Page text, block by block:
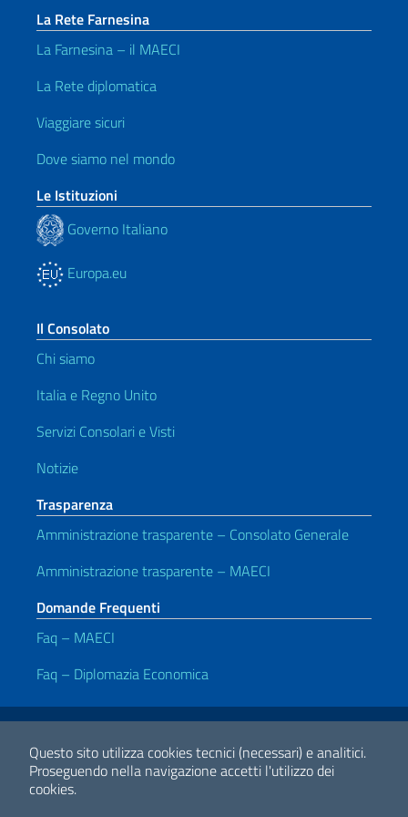
Questo sito utilizza cookies tecnici (necessari) e analitici.
Proseguendo nella navigazione accetti l'utilizzo dei
cookies.
La Rete Farnesina
La Farnesina – il MAECI
La Rete diplomatica
Viaggiare sicuri
Dove siamo nel mondo
Le Istituzioni
Governo Italiano
Europa.eu
Il Consolato
Chi siamo
Italia e Regno Unito
Servizi Consolari e Visti
Notizie
Trasparenza
Amministrazione trasparente – Consolato Generale
Amministrazione trasparente – MAECI
Domande Frequenti
Faq – MAECI
Faq – Diplomazia Economica
Link Utili